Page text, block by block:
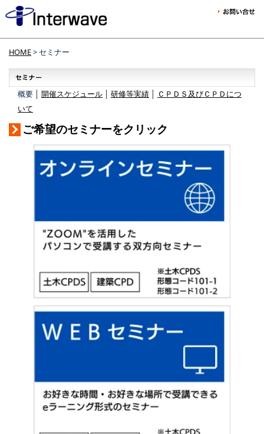
HOME> セミナー
概要 │ 開催スケジュール 研修等実績
ＣＰＤＳ及びＣＰＤにつ
いて
ご希望のセミナーをクリック